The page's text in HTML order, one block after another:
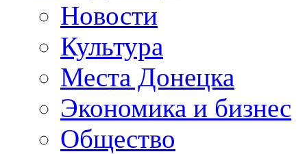
Новости
Культура
Места Донецка
Экономика и бизнес
Общество